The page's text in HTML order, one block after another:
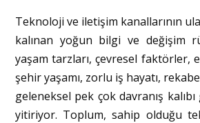
Teknoloji ve iletişim kanallarının
kalınan yoğun bilgi ve değişim
yaşam tarzları, çevresel faktörler,
şehir yaşamı, zorlu iş hayatı,
geleneksel pek çok davranış
yitiriyor. Toplum, sahip olduğu